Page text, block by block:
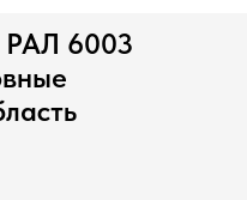
РАЛ 6003